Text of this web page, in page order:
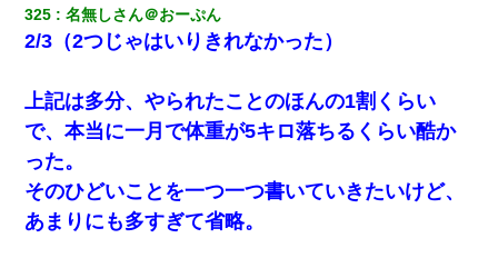
日曜日、会社の窓を見ると同僚の姿。俺（あれ？ディズニ
ーシーじゃ？）→俺電話「今何してんの？」同僚「シーで
並んでること！」俺「会社にいない？」→次の瞬間、すご
い鳥肌が立った
書店「息子さんが万引きしました」私「はっ？(息子目の前
にいるし…)うちの子ではないので迎えに行きません」→息
子を名乗ってた人物の正体が判明するも・・・
私は家が貧しくて、手に職をつけようと看護師になった。
だけど卒業を控えた年の1月末、車にひかれて看護師になれ
なくなった。
325 名無しさん＠おーぷん
2/3（2つじゃはいりきれなかった）
上記は多分、やられたことのほんの1割くらい
で、本当に一月で体重が5キロ落ちるくらい酷か
った。
そのひどいことを一つ一つ書いていきたいけど、
あまりにも多すぎて省略。